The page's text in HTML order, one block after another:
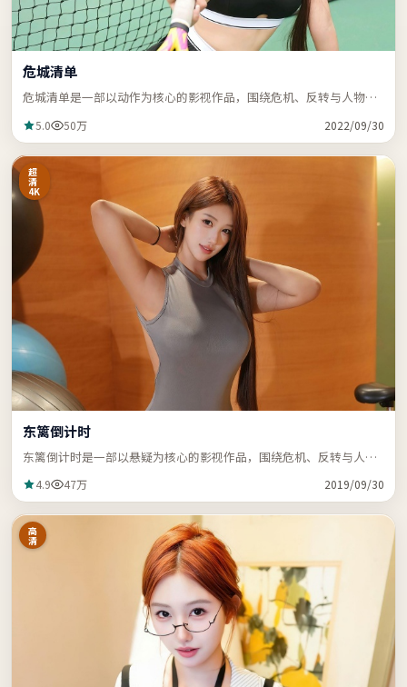
危城清单
危城清单是一部以动作为核心的影视作品，围绕危机、反转与人物成
5.0 50万 2022/09/30
超
清
4K
东篱倒计时
东篱倒计时是一部以悬疑为核心的影视作品，围绕危机、反转与人物
4.9 47万 2019/09/30
高
清